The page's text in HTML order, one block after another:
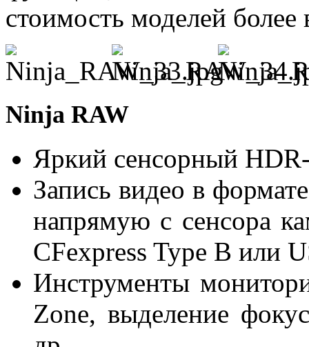
стоимость моделей более
Ninja RAW
Яркий сенсорный
Запись видео в
напрямую с сенсора
CFexpress Type B или
Инструменты
Zone, выделение